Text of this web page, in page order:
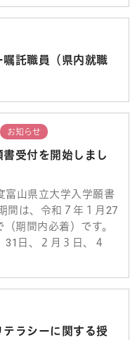
託職員（県内就職
お知らせ
受付を開始しまし
富山県立大学入学願書
間は、令和７年１月27
期間内必着）です。
日、２月３日、４
ラシーに関する授